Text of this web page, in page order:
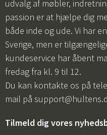
udvalg af møbler,
passion er at hjælpe dig
både inde og ude. Vi har
Sverige, men er
kundeservice har åbent
fredag fra kl. 9 til 12.
Du kan kontakte os på
mail på
Tilmeld dig vores